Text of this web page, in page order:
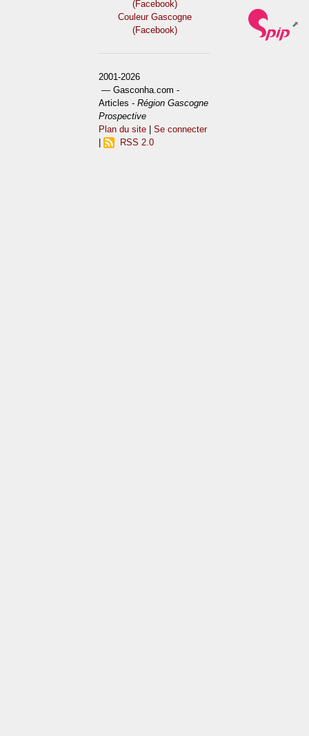
(Facebook)
Couleur Gascogne
(Facebook)
2001-2026
— Gasconha.com -
Articles -Région Gascogne
Prospective
Plan du site |Se connecter
RSS 2.0